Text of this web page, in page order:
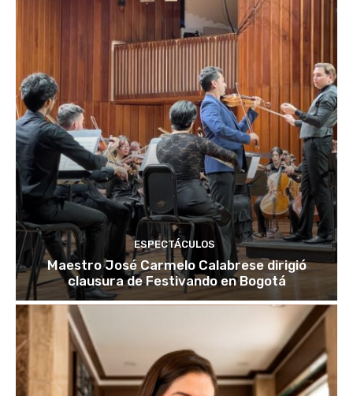
ESPECTÁCULOS
Maestro José Carmelo Calabrese dirigió
clausura de Festivando en Bogotá